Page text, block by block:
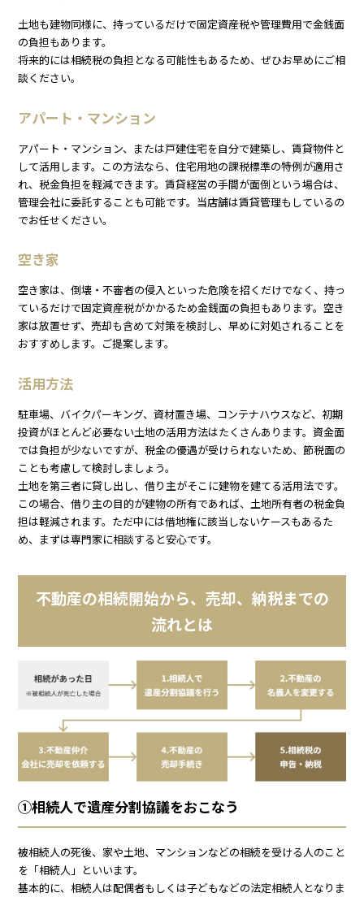
土地も建物同様に、持っているだけで固定資産税や管理費用で金銭面
の負担もあります。
将来的には相続税の負担となる可能性もあるため、ぜひお早めにご相
談ください。
アパート・マンション
アパート・マンション、または戸建住宅を自分で建築し、賃貸物件と
して活用します。この方法なら、住宅用地の課税標準の特例が適用さ
れ、税金負担を軽減できます。賃貸経営の手間が面倒という場合は、
管理会社に委託することも可能です。当店舗は賃貸管理もしているの
でお任せください。
空き家
空き家は、倒壊・不審者の侵入といった危険を招くだけでなく、持っ
ているだけで固定資産税がかかるため金銭面の負担もあります。空き
家は放置せず、売却も含めて対策を検討し、早めに対処されることを
おすすめします。ご提案します。
活用方法
駐車場、バイクパーキング、資材置き場、コンテナハウスなど、初期
投資がほとんど必要ない土地の活用方法はたくさんあります。資金面
では負担が少ないですが、税金の優遇が受けられないため、節税面の
ことも考慮して検討しましょう。
土地を第三者に貸し出し、借り主がそこに建物を建てる活用法です。
この場合、借り主の目的が建物の所有であれば、土地所有者の税金負
担は軽減されます。ただ中には借地権に該当しないケースもあるた
め、まずは専門家に相談すると安心です。
不動産の相続開始から、売却、納税までの
流れとは
①相続人で遺産分割協議をおこなう
被相続人の死後、家や土地、マンションなどの相続を受ける人のこと
を「相続人」といいます。
基本的に、相続人は配偶者もしくは子どもなどの法定相続人となりま